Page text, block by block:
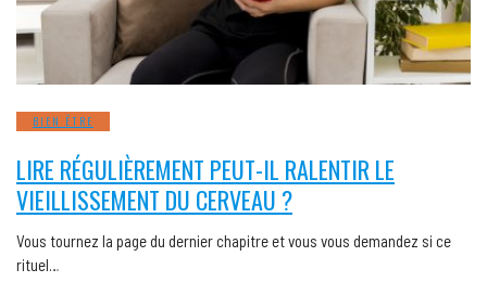
BIEN ÊTRE
LIRE RÉGULIÈREMENT PEUT-IL RALENTIR LE
VIEILLISSEMENT DU CERVEAU ?
Vous tournez la page du dernier chapitre et vous vous demandez si ce
rituel…